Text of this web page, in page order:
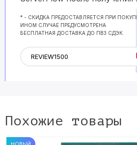
* - СКИДКА ПРЕДОСТАВЛЯЕТСЯ ПРИ
ИНОМ СЛУЧАЕ ПРЕДУСМОТРЕНА
БЕСПЛАТНАЯ ДОСТАВКА ДО ПВЗ СДЭК.
Похожие товары